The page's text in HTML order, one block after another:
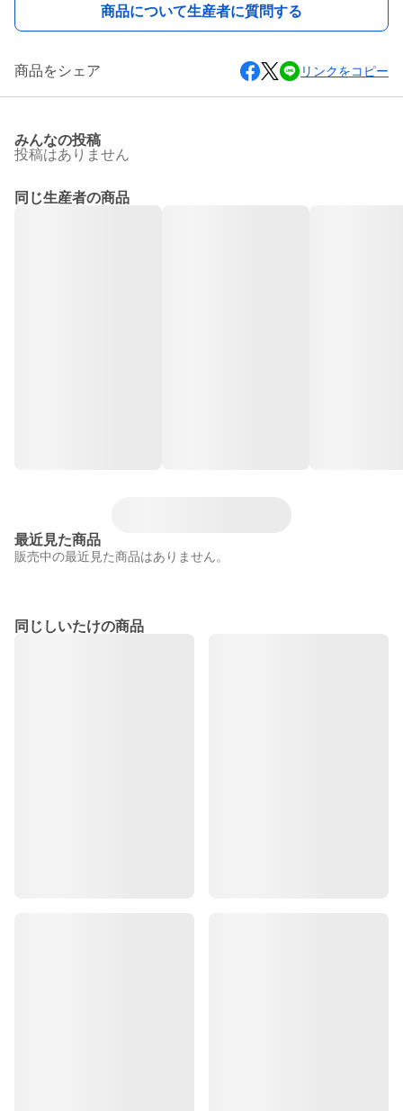
商品について生産者に質問する
商品をシェア リンクをコピー
みんなの投稿
投稿はありません
同じ生産者の商品
最近見た商品
販売中の最近見た商品はありません。
同じしいたけの商品